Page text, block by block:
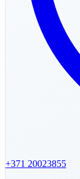
+371 20023855